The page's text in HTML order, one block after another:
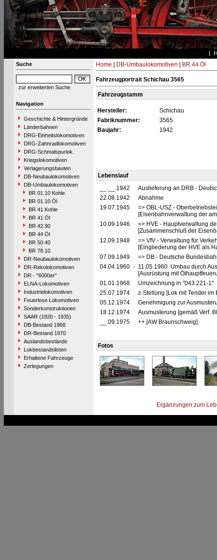
Suche
zur erweiterten Suche
Navigation
Geschichte & Hintergründe
Länderbahnen
DRG-Einheitslokomotiven
DRG-Zahnradlokomotiven
DRG-Schmalspurlok.
Kriegslokomotiven
Verlagerungsbauten
DB-Neubaulokomotiven
DB-Umbaulokomotiven
BR 01.10 Kohle
BR 01.10 Öl
BR 41 Kohle
BR 41 Öl
BR 42.90
BR 44 Öl
BR 50.40
BR 78.10
DR-Neubaulokomotiven
DR-Rekolokomotiven
DR - "6000er"
ELNA-Lokomotiven
Industrielokomotiven
Feuerlose Lokomotiven
Sonderkonstruktionen
SAAR (1920 - 1935)
DB-Bestand 1968
DR-Bestand 1970
Auslandsbestände
Lokbestandslisten
Erhaltene Fahrzeuge
Zerlegungen
Home DB-Umbaulokomotiven BR 44 Öl
Fahrzeugportrait Schichau 3565
Fahrzeugstamm
Hersteller:
Schichau
Fabriknummer:
3565
Baujahr:
1942
Lebenslauf
__.__.1942
Auslieferung an DRB -
22.08.1942
Abnahme
19.07.1945
=> OBL-USZ -
[Eisenbahnverwaltung der
10.09.1946
=> HVE - Hauptverwaltung
[Zusammenschluß der
12.09.1948
=> VfV - Verwaltung für
[Eingliederung der HVE als
07.09.1949
=> DB - Deutsche
04.04.1960 - 11.05.1960 Umbau durch
[Ausrüstung mit
01.01.1968
Umzeichnung in "043 221-1"
25.07.1974
z-Stellung [Lok mit Tender im
05.12.1974
Genehmigung zur
18.12.1974
Ausmusterung [gemäß Verf.
__.09.1975
++ [AW Braunschweig]
Fotos
Ergänzungen zum